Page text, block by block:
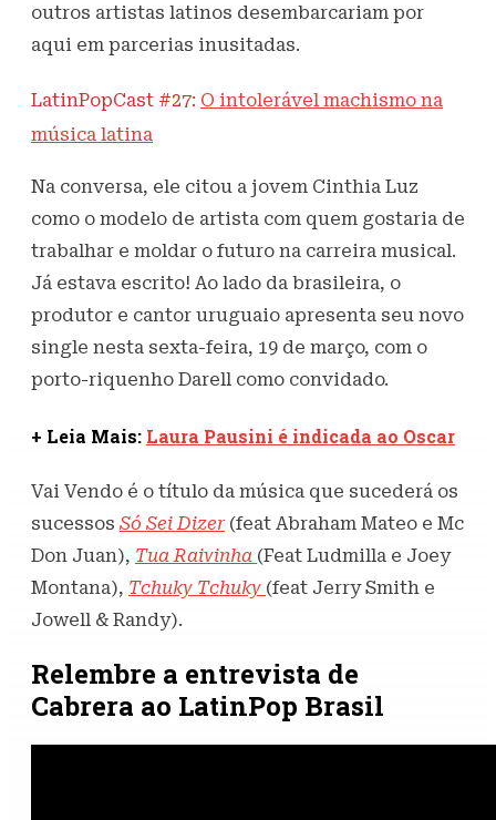
outros artistas latinos desembarcariam por
aqui em parcerias inusitadas.
LatinPopCast #27: O intolerável machismo na
música latina
Na conversa, ele citou a jovem Cinthia Luz
como o modelo de artista com quem gostaria de
trabalhar e moldar o futuro na carreira musical.
Já estava escrito! Ao lado da brasileira, o
produtor e cantor uruguaio apresenta seu novo
single nesta sexta-feira, 19 de março, com o
porto-riquenho Darell como convidado.
+ Leia Mais: Laura Pausini é indicada ao Oscar
Vai Vendo é o título da música que sucederá os
sucessos Só Sei Dizer (feat Abraham Mateo e Mc
Don Juan), Tua Raivinha (Feat Ludmilla e Joey
Montana), Tchuky Tchuky (feat Jerry Smith e
Jowell & Randy).
Relembre a entrevista de
Cabrera ao LatinPop Brasil